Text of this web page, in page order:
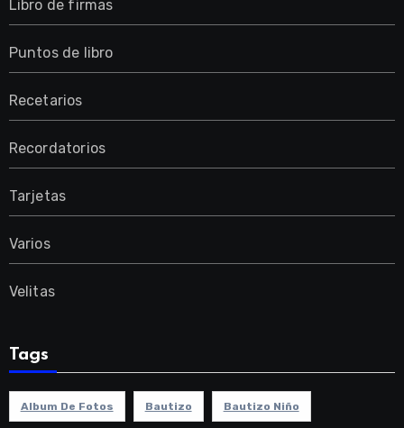
Libro de firmas
Puntos de libro
Recetarios
Recordatorios
Tarjetas
Varios
Velitas
Tags
Album De Fotos Bautizo Bautizo Niño